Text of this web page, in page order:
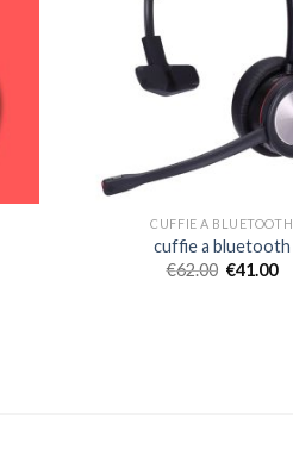
CUFFIE A BLUETOOTH
cuffie a bluetooth
€62.00 €41.00